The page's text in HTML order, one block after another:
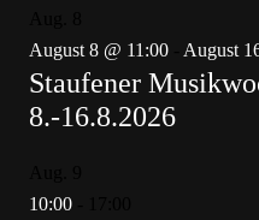
August 8 @ 11:00
August
Staufener
8.-16.8.2026
10:00